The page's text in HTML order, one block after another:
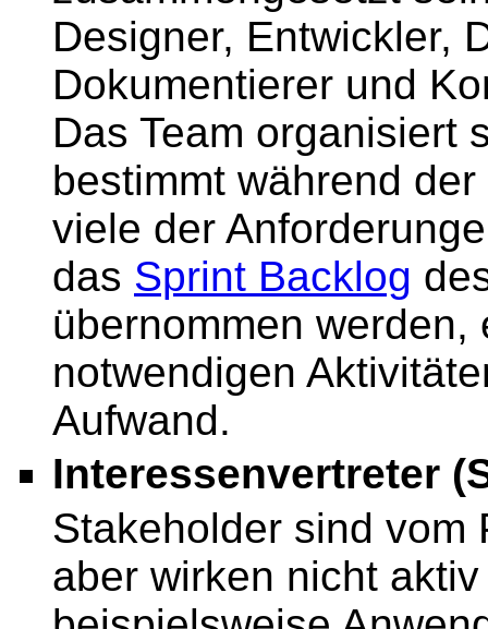
Designer, Entwickler,
Dokumentierer und
Das Team organisiert
bestimmt während der
viele der
das Sprint Backlog
übernommen werden,
notwendigen
Aufwand.
Interessenvertreter
Stakeholder sind vom
aber wirken nicht